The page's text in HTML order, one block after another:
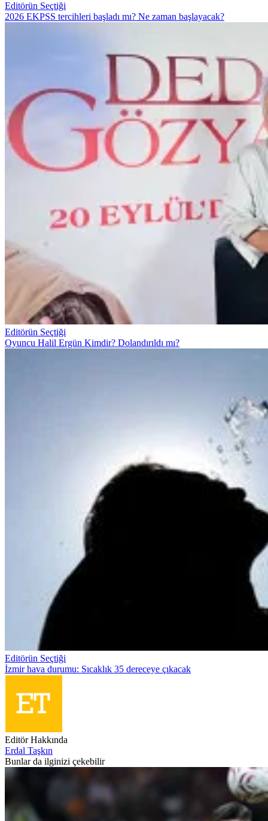
Editörün Seçtiği
2026 EKPSS tercihleri başladı mı? Ne zaman başlayacak?
Editörün Seçtiği
Oyuncu Halil Ergün Kimdir? Dolandırıldı mı?
Editörün Seçtiği
İzmir hava durumu: Sıcaklık 35 dereceye çıkacak
Editör Hakkında
Erdal Taşkın
Bunlar da ilginizi çekebilir